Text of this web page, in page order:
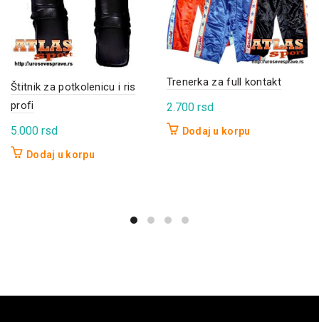
Štitnik za potkolenicu i ris
profi
5.000 rsd
Dodaj u korpu
Trenerka za full kontakt
2.700 rsd
Dodaj u korpu